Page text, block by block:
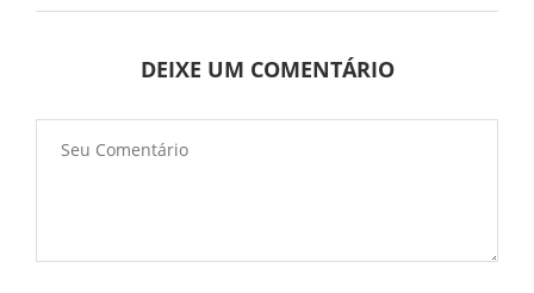
DEIXE UM COMENTÁRIO